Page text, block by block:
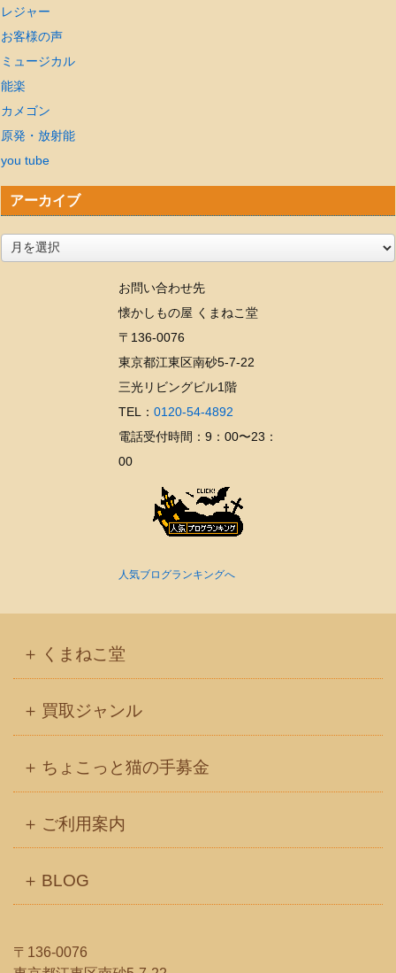
レジャー
お客様の声
ミュージカル
能楽
カメゴン
原発・放射能
you tube
アーカイブ
お問い合わせ先
懐かしもの屋 くまねこ堂
〒136-0076
東京都江東区南砂5-7-22
三光リビングビル1階
TEL： 0120-54-4892
電話受付時間：9：00〜23：
00
人気ブログランキングへ
くまねこ堂
買取ジャンル
ちょこっと猫の手募金
ご利用案内
BLOG
〒136-0076